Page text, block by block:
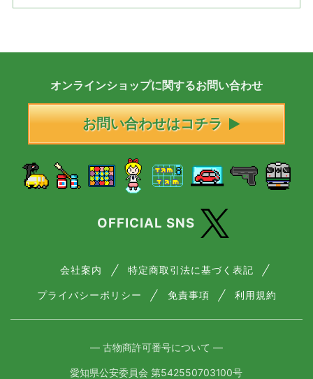
オンラインショップに関するお問い合わせ
お問い合わせはコチラ
OFFICIAL SNS
会社案内 特定商取引法に基づく表記
プライバシーポリシー 免責事項 利用規約
― 古物商許可番号について ―
愛知県公安委員会 第542550703100号